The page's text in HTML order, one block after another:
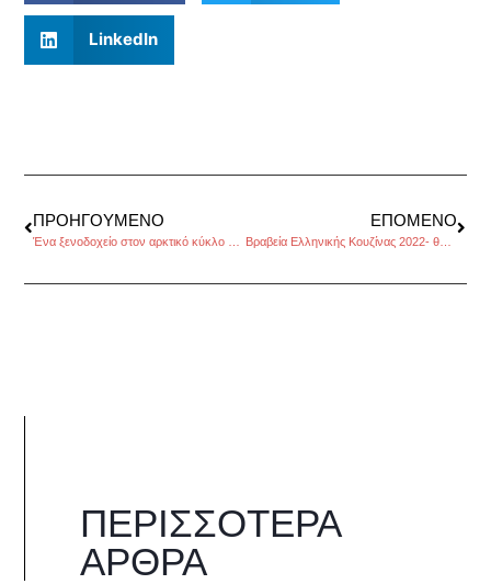
LinkedIn
ΠΡΟΗΓΟΎΜΕΝΟ ΕΠΌΜΕΝΟ
Βραβεία Ελληνικής Κουζίνας 2022- θάλασσες χωρίς αποτύπωμα
ΠΕΡΙΣΣΌΤΕΡΑ
ΆΡΘΡΑ